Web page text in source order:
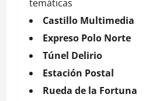
temáticas
Castillo Multimedia
Expreso Polo Norte
Túnel Delirio
Estación Postal
Rueda de la Fortuna